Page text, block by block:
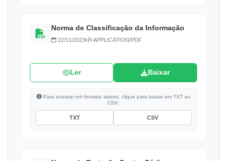
Norma de Classificação da Informação
22/11/2023 APPLICATION/PDF
Ler Baixar
Para acessar em formato aberto, clique para baixar em TXT ou
CSV:
TXT CSV